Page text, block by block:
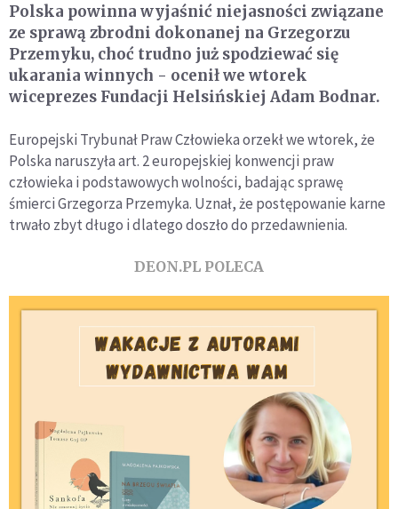
Polska powinna wyjaśnić niejasności związane
ze sprawą zbrodni dokonanej na Grzegorzu
Przemyku, choć trudno już spodziewać się
ukarania winnych - ocenił we wtorek
wiceprezes Fundacji Helsińskiej Adam Bodnar.
Europejski Trybunał Praw Człowieka orzekł we wtorek, że
Polska naruszyła art. 2 europejskiej konwencji praw
człowieka i podstawowych wolności, badając sprawę
śmierci Grzegorza Przemyka. Uznał, że postępowanie karne
trwało zbyt długo i dlatego doszło do przedawnienia.
DEON.PL POLECA